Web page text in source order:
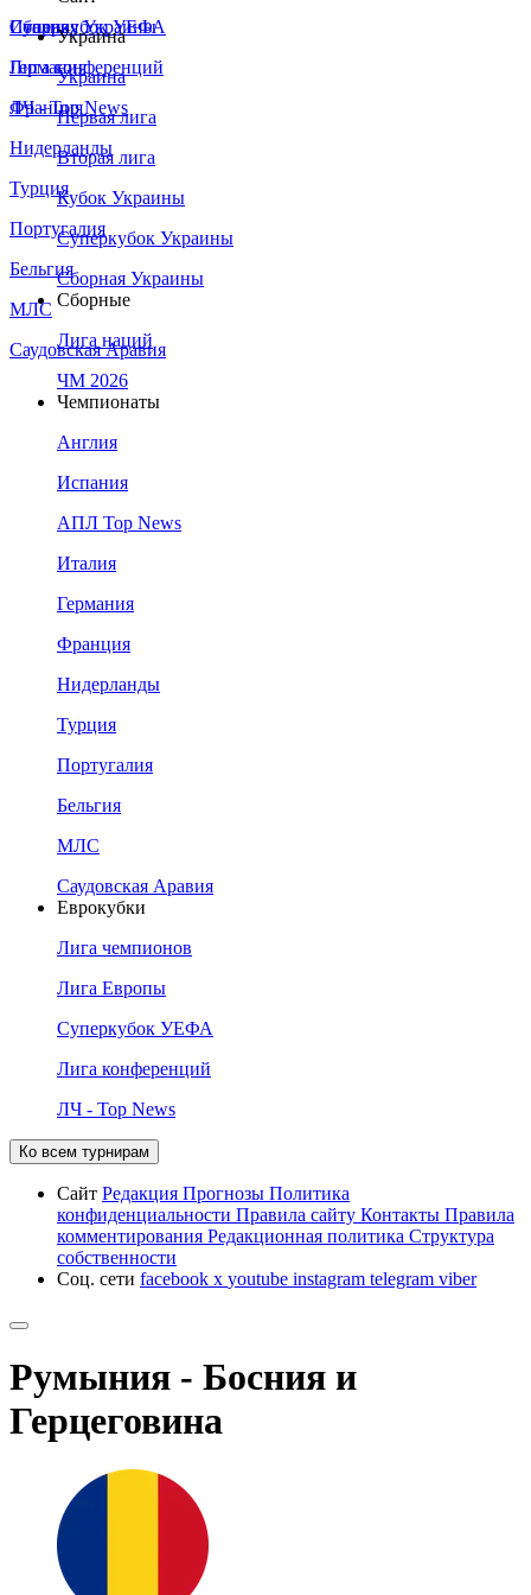
Сборная Украины
Италия
Германия
Франция
Нидерланды
Турция
Португалия
Бельгия
МЛС
Саудовская Аравия
Суперкубок УЕФА
Лига конференций
ЛЧ - Top News
Украина
Украина
Первая лига
Вторая лига
Кубок Украины
Суперкубок Украины
Сборная Украины
Сборные
Лига наций
ЧМ 2026
Чемпионаты
Англия
Испания
АПЛ Top News
Италия
Германия
Франция
Нидерланды
Турция
Португалия
Бельгия
МЛС
Саудовская Аравия
Еврокубки
Лига чемпионов
Лига Европы
Суперкубок УЕФА
Лига конференций
ЛЧ - Top News
Ко всем турнирам
Сайт Редакция Прогнозы Политика
конфиденциальности Правила сайту Контакты Правила
комментирования Редакционная политика Структура
собственности
Соц. сети facebook x youtube instagram telegram viber
Румыния - Босния и
Герцеговина